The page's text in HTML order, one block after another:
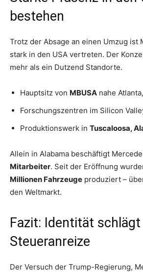
bestehen
Trotz der Absage an einen Umzug ist
stark in den USA vertreten. Der
mehr als ein Dutzend Standorte.
Hauptsitz von MBUSA nahe
Forschungszentren im Silicon
Produktionswerk in Tuscaloosa,
Allein in Alabama beschäftigt
Mitarbeiter. Seit der Eröffnung
Millionen Fahrzeuge produziert –
den Weltmarkt.
Fazit: Identität schlägt
Steueranreize
Der Versuch der Trump-Regierung,